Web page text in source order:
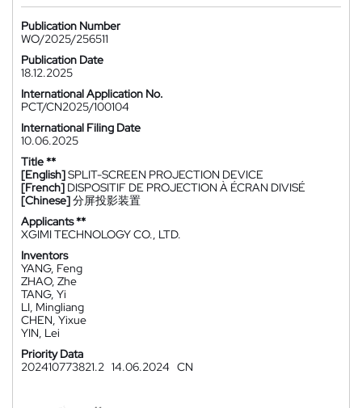
Publication Number
WO/2025/256511
Publication Date
18.12.2025
International Application No.
PCT/CN2025/100104
International Filing Date
10.06.2025
Title **
[English]SPLIT-SCREEN PROJECTION DEVICE
[French] DISPOSITIF DE PROJECTION À ÉCRAN DIVISÉ
[Chinese]分屏投影装置
Applicants **
XGIMI TECHNOLOGY CO., LTD.
Inventors
YANG, Feng
ZHAO, Zhe
TANG, Yi
LI, Mingliang
CHEN, Yixue
YIN, Lei
Priority Data
202410773821.2 14.06.2024 CN